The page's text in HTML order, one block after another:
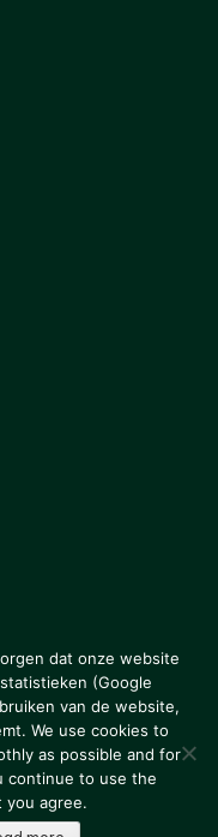
Disclaimer
dat onze website
(Google
van de website,
We use cookies to
as possible and for
continue to use the
you agree.